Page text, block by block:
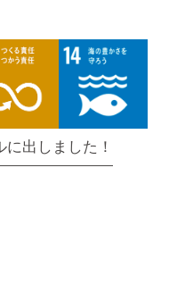
出しました！